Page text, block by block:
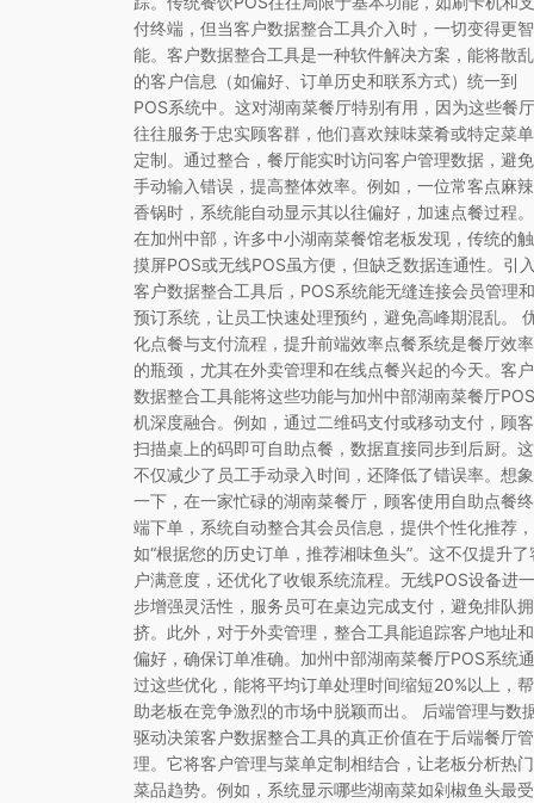
付终端，但当客户数据整合工具介入时，一切变得更智
能。客户数据整合工具是一种软件解决方案，能将散乱
的客户信息（如偏好、订单历史和联系方式）统一到
POS系统中。这对湖南菜餐厅特别有用，因为这些餐厅
往往服务于忠实顾客群，他们喜欢辣味菜肴或特定菜单
定制。通过整合，餐厅能实时访问客户管理数据，避免
手动输入错误，提高整体效率。例如，一位常客点麻辣
香锅时，系统能自动显示其以往偏好，加速点餐过程。
在加州中部，许多中小湖南菜餐馆老板发现，传统的触
摸屏POS或无线POS虽方便，但缺乏数据连通性。引入
客户数据整合工具后，POS系统能无缝连接会员管理和
预订系统，让员工快速处理预约，避免高峰期混乱。
化点餐与支付流程，提升前端效率点餐系统是餐厅效率
的瓶颈，尤其在外卖管理和在线点餐兴起的今天。客户
数据整合工具能将这些功能与加州中部湖南菜餐厅POS
机深度融合。例如，通过二维码支付或移动支付，顾客
扫描桌上的码即可自助点餐，数据直接同步到后厨。这
不仅减少了员工手动录入时间，还降低了错误率。想象
一下，在一家忙碌的湖南菜餐厅，顾客使用自助点餐终
端下单，系统自动整合其会员信息，提供个性化推荐，
如“根据您的历史订单，推荐湘味鱼头”。这不仅提升了
户满意度，还优化了收银系统流程。无线POS设备进一
步增强灵活性，服务员可在桌边完成支付，避免排队拥
挤。此外，对于外卖管理，整合工具能追踪客户地址和
偏好，确保订单准确。加州中部湖南菜餐厅POS系统通
过这些优化，能将平均订单处理时间缩短20%以上，帮
助老板在竞争激烈的市场中脱颖而出。 后端管理与数
驱动决策客户数据整合工具的真正价值在于后端餐厅管
理。它将客户管理与菜单定制相结合，让老板分析热门
菜品趋势。例如，系统显示哪些湖南菜如剁椒鱼头最受